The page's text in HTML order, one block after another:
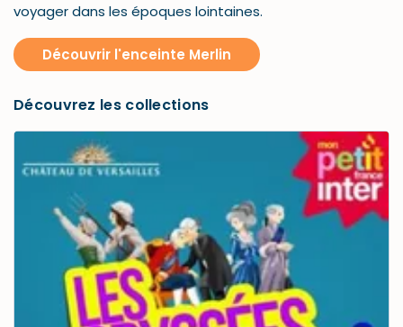
voyager dans les époques lointaines.
Découvrir l'enceinte Merlin
Découvrez les collections